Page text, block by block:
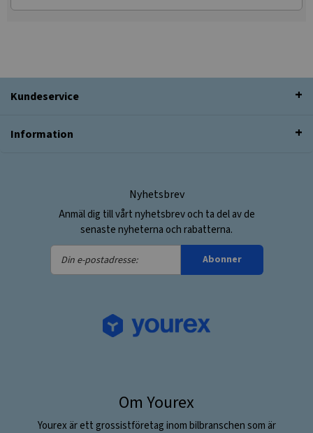
Kundeservice
Information
Nyhetsbrev
Anmäl dig till vårt nyhetsbrev och ta del av de
senaste nyheterna och rabatterna.
Din
e-
Abonner
Om Yourex
Yourex är ett grossistföretag inom bilbranschen som är